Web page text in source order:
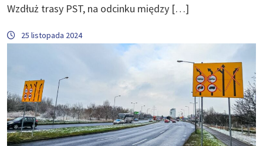
Wzdłuż trasy PST, na odcinku między […]
25 listopada 2024